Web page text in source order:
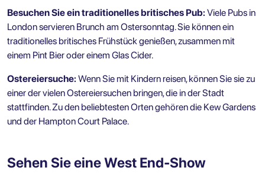
Besuchen Sie ein traditionelles britisches Pub: Viele Pubs in
London servieren Brunch am Ostersonntag. Sie können ein
traditionelles britisches Frühstück genießen, zusammen mit
einem Pint Bier oder einem Glas Cider.
Ostereiersuche: Wenn Sie mit Kindern reisen, können Sie sie zu
einer der vielen Ostereiersuchen bringen, die in der Stadt
stattfinden. Zu den beliebtesten Orten gehören die Kew Gardens
und der Hampton Court Palace.
Sehen Sie eine West End-Show